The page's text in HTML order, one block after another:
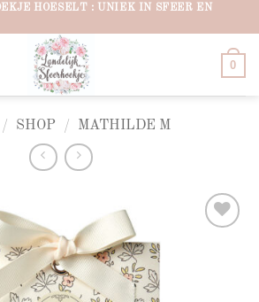
HOESELT : UNIEK IN SFEER EN
0
/ SHOP / MATHILDE M